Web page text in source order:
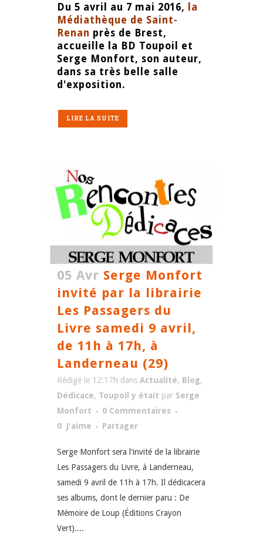
Du 5 avril au 7 mai 2016,
la
Médiathèque de Saint-
Renan près de Brest,
accueille la BD Toupoil et
Serge Monfort, son auteur,
dans sa très belle salle
d'exposition.
LIRE LA SUITE
05 Avr Serge Monfort
invité par la librairie
Les Passagers du
Livre samedi 9 avril,
de 11h à 17h, à
Landerneau (29)
Rédigé le 12:17h dans Actualité, Blog,
Dédicace, Toupoil y était par Serge
Monfort
0 Commentaires
0 J'aime Partager
Serge Monfort sera l'invité de la librairie
Les Passagers du Livre, à Landerneau,
samedi 9 avril de 11h à 17h. Il dédicacera
ses albums, dont le dernier paru : De
Mémoire de Loup (Éditions Crayon
Vert)....